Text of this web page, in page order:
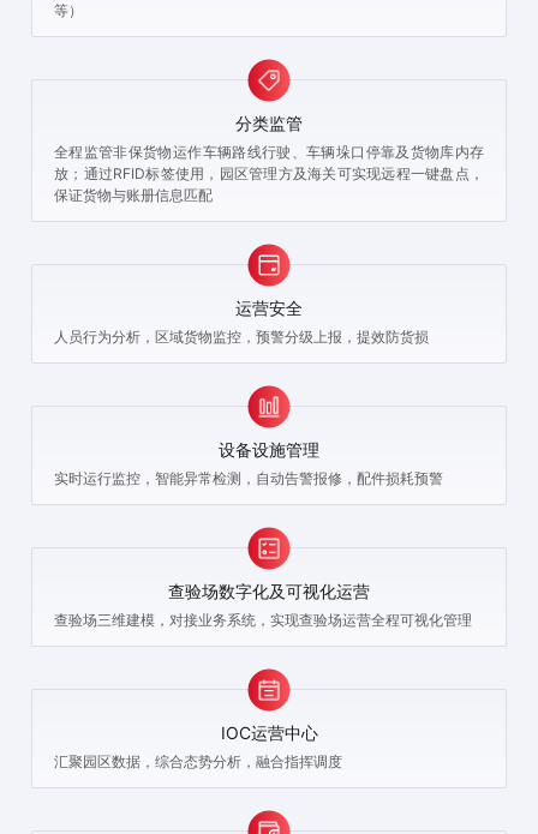
等）
分类监管
全程监管非保货物运作车辆路线行驶、车辆垛口停靠及货物库内存
放；通过RFID标签使用，园区管理方及海关可实现远程一键盘点，
保证货物与账册信息匹配
运营安全
人员行为分析，区域货物监控，预警分级上报，提效防货损
设备设施管理
实时运行监控，智能异常检测，自动告警报修，配件损耗预警
查验场数字化及可视化运营
查验场三维建模，对接业务系统，实现查验场运营全程可视化管理
IOC运营中心
汇聚园区数据，综合态势分析，融合指挥调度